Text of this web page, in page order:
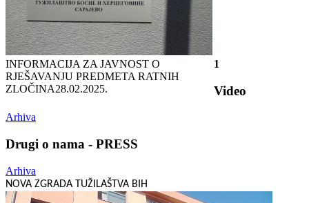
INFORMACIJA ZA JAVNOST O
RJEŠAVANJU PREDMETA RATNIH
ZLOČINA28.02.2025.
1
Video
Arhiva
Drugi o nama - PRESS
Arhiva
NOVA ZGRADA TUŽILAŠTVA BIH